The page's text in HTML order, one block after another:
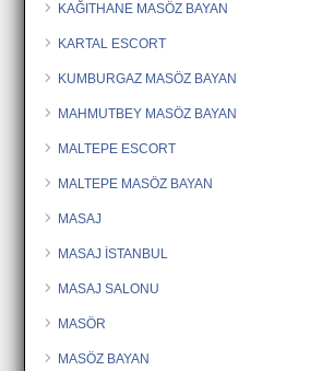
KAĞITHANE MASÖZ BAYAN
KARTAL ESCORT
KUMBURGAZ MASÖZ BAYAN
MAHMUTBEY MASÖZ BAYAN
MALTEPE ESCORT
MALTEPE MASÖZ BAYAN
MASAJ
MASAJ İSTANBUL
MASAJ SALONU
MASÖR
MASÖZ BAYAN